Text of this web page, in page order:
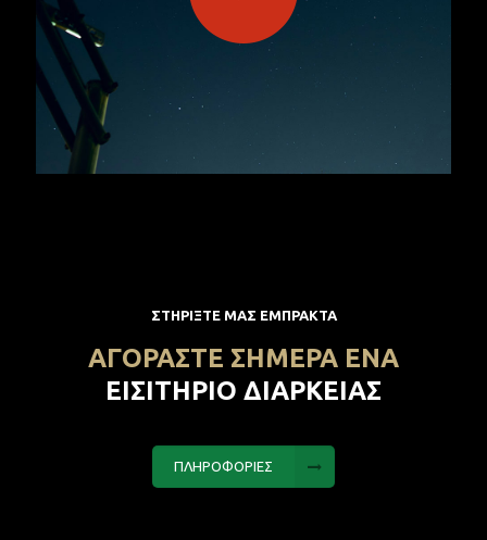
ΣΤΗΡΙΞΤΕ ΜΑΣ ΕΜΠΡΑΚΤΑ
ΑΓΟΡΑΣΤΕ ΣΗΜΕΡΑ ΕΝΑ
ΕΙΣΙΤΗΡΙΟ ΔΙΑΡΚΕΙΑΣ
ΠΛΗΡΟΦΟΡΙΕΣ